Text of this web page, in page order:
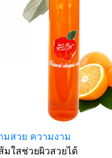
มสวย ความงาม
มใสช่วยผิวสวยได้